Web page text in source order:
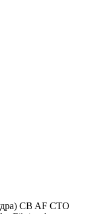
CB AF CTO